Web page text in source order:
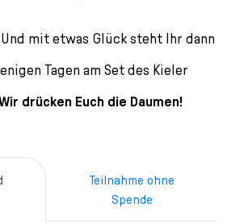
mit etwas Glück steht Ihr dann
Tagen am Set des Kieler
drücken Euch die Daumen!
Teilnahme ohne
Spende